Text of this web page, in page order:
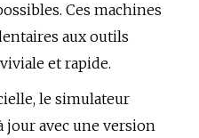
Ces machines
aux outils
et rapide.
le simulateur
avec une version